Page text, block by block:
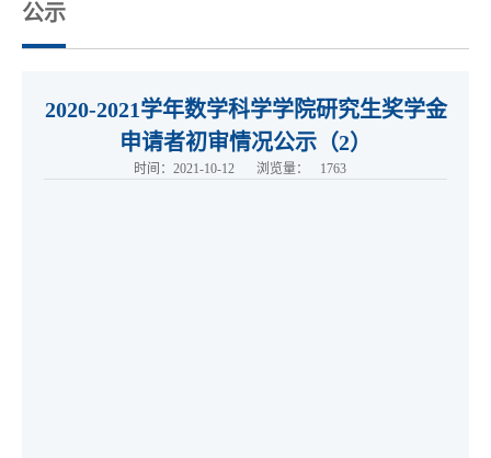
公示
2020-2021学年数学科学学院研究生奖学金
申请者初审情况公示（2）
时间：2021-10-12 浏览量： 1763